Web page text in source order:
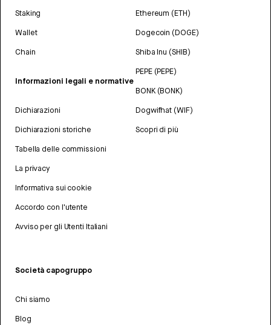
Staking
Wallet
Chain
Informazioni legali e normative
Dichiarazioni
Dichiarazioni storiche
Tabella delle commissioni
La privacy
Informativa sui cookie
Accordo con l'utente
Avviso per gli Utenti Italiani
Ethereum (ETH)
Dogecoin (DOGE)
Shiba Inu (SHIB)
PEPE (PEPE)
BONK (BONK)
Dogwifhat (WIF)
Scopri di più
Società capogruppo
Chi siamo
Blog